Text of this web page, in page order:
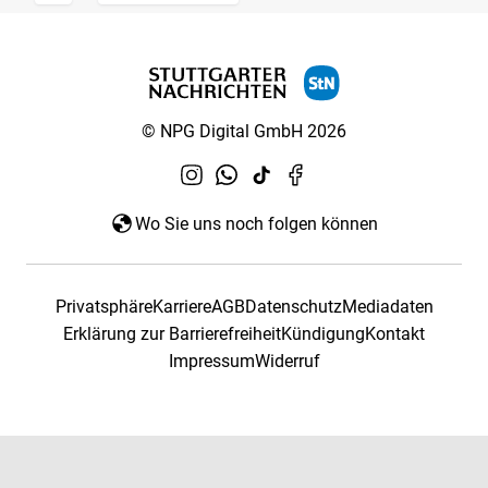
© NPG Digital GmbH 2026
Wo Sie uns noch folgen können
PrivatsphäreKarriereAGBDatenschutzMediadaten
Erklärung zur BarrierefreiheitKündigungKontakt
ImpressumWiderruf